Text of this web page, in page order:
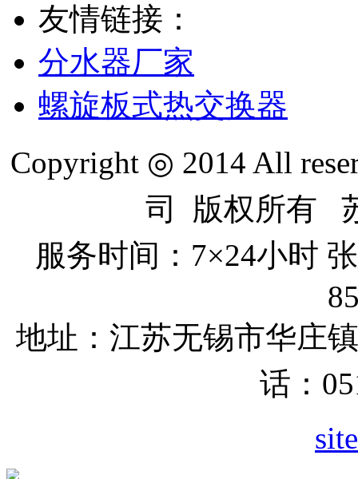
友情链接：
分水器厂家
螺旋板式热交换器
Copyright ◎ 2014 All
司 版权所有
服务时间：7×24小时
地址：江苏无锡市华庄
话：